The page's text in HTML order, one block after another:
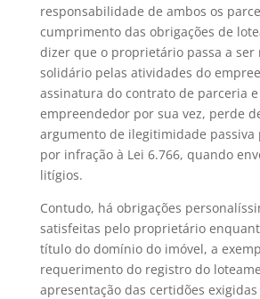
responsabilidade de ambos os
cumprimento das obrigações de
dizer que o proprietário passa a ser
solidário pelas atividades do
assinatura do contrato de parceria
empreendedor por sua vez, perde
argumento de ilegitimidade passiva
por infração à Lei 6.766, quando
litígios.
Contudo, há obrigações
satisfeitas pelo proprietário
título do domínio do imóvel, a
requerimento do registro do
apresentação das certidões exigidas